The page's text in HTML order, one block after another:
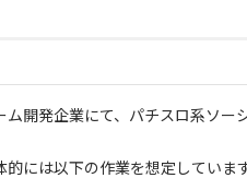
ム開発企業にて、パチスロ系ソー
的には以下の作業を想定していま